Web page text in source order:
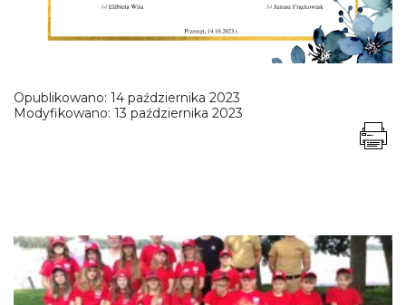
Opublikowano: 14 października 2023
Modyfikowano: 13 października 2023